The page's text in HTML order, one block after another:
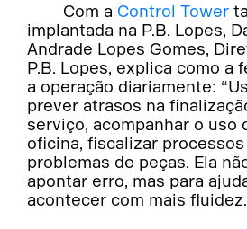
Com a Control Tower
implantada na P.B. Lopes,
Andrade Lopes Gomes,
P.B. Lopes, explica como a
a operação diariamente:
prever atrasos na
serviço, acompanhar o uso
oficina, fiscalizar
problemas de peças. Ela
apontar erro, mas para
acontecer com mais